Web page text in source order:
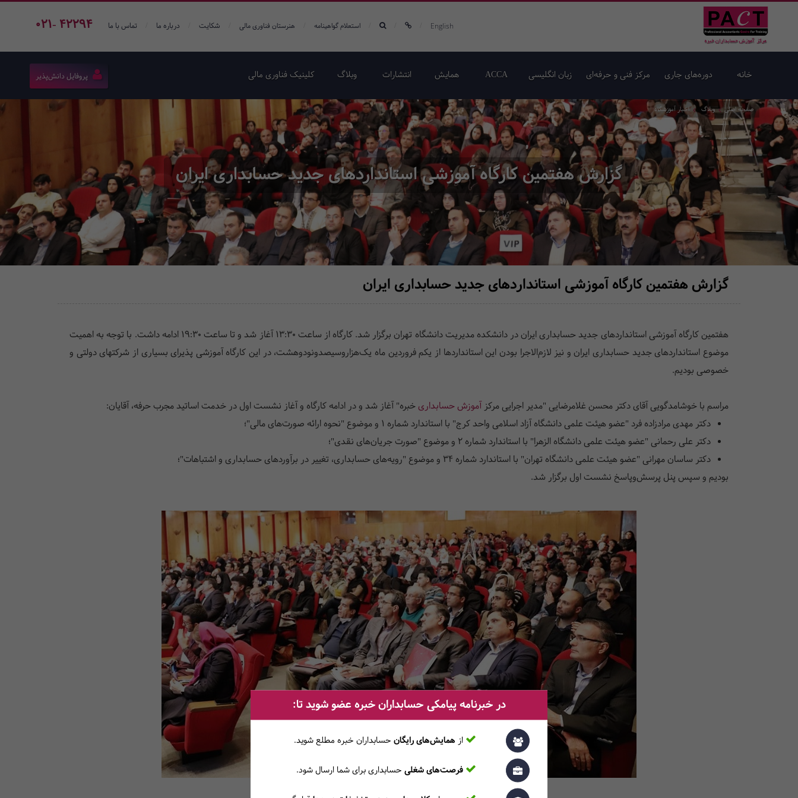
021- 42294 English استعلام گواهینامه هنرستان فناوری مالی شکایت درباره ما تماس با ما
خانه دوره‌های جاری مرکز فنی و حرفه‌ای زبان انگلیسی ACCA همایش‌ انتشارات وبلاگ کلینیک فناوری مالی پروفایل دانش‌پذیر
گزارش هفتمین کارگاه آموزشی استانداردهای جدید حسابداری ایران
صفحه اصلی وبلاگ اخبار آموزشگاه
گزارش هفتمین کارگاه آموزشی استانداردهای جدید حسابداری ایران
هفتمین کارگاه آموزشی استانداردهای جدید حسابداری ایران در دانشکده مدیریت دانشگاه تهران برگزار شد. کارگاه از ساعت 13:30 آغاز شد و تا ساعت 19:30 ادامه داشت. با توجه به اهمیت
موضوع استانداردهای جدید حسابداری ایران و نیز لازم‌الاجرا بودن این استانداردها از یکم فروردین ماه یک‌هزاروسیصدونودوهشت، در این کارگاه آموزشی پذیرای بسیاری از شرکتهای دولتی و
خصوصی بودیم.
مراسم با خوشامدگویی آقای دکتر محسن غلامرضایی "مدیر اجرایی مرکزآموزش حسابداریخبره" آغاز شد و در ادامه کارگاه و آغاز نشست اول در خدمت اساتید مجرب حرفه، آقایان:
دکتر مهدی مرادزاده فرد "عضو هیئت علمی دانشگاه آزاد اسلامی واحد کرج" با استاندارد شماره 1 و موضوع "نحوه ارائه صورت‌های مالی"؛
دکتر علی رحمانی "عضو هیئت علمی دانشگاه الزهرا" با استاندارد شماره 2 و موضوع "صورت جریان‌های نقدی"؛
دکتر ساسان مهرانی "عضو هیئت علمی دانشگاه تهران" با استاندارد شماره 34 و موضوع "رویه‌های حسابداری، تغییر در برآوردهای حسابداری و اشتباهات"؛
بودیم و سپس پنل پرسش‌و‌پاسخ نشست اول برگزار شد.
در خبرنامه پیامکی حسابداران خبره عضو شوید تا:
از همایش‌های رایگان حسابداران خبره مطلع ‎شوید.
فرصت‌های شغلی حسابداری برای شما ارسال شود.